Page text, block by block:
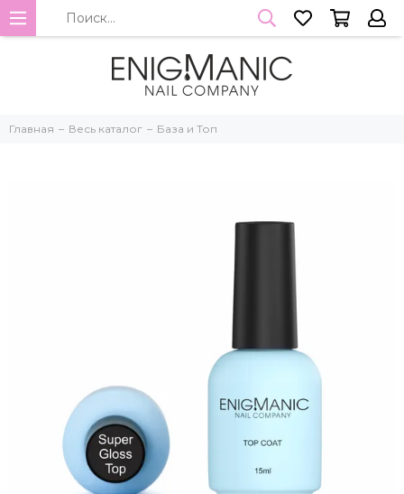
Главная Весь каталог База и Топ